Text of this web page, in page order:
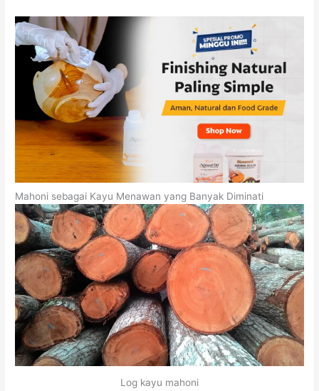
Mahoni sebagai Kayu Menawan yang Banyak Diminati
Log kayu mahoni